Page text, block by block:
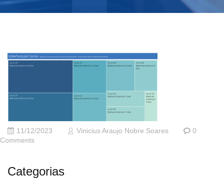
11/12/2023 Vinicius Araujo Nobre Soares
0
Comments
Categorias